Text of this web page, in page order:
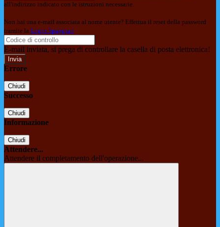
all'indirizzo indicato con le istruzioni necessarie.
Non hai una e-mail associata al nome utente? Effettua il reset della password
tramite la Login Spaggiari
E-mail inviata, si prega di controllare la casella di posta elettronica!
Errore
Chiudi
Successo
Chiudi
Informazione
Chiudi
Attendere...
Attendere il completamento dell'operazione...